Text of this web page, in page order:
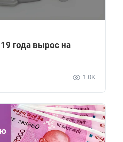
года вырос на
1.0K